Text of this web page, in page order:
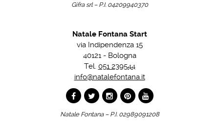
Gifra srl – P.I. 04209940370
Natale Fontana Start
via Indipendenza 15
40121 - Bologna
Tel. 051 239544
info@natalefontana.it
Natale Fontana – P.I. 02989091208